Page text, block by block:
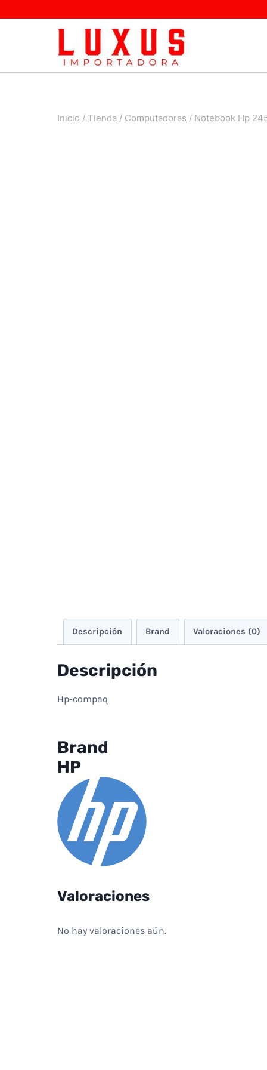
Inicio / Tienda / Computadoras / Notebook Hp
Descripción Brand Valoraciones (0)
Descripción
Hp-compaq
Brand
HP
Valoraciones
No hay valoraciones aún.